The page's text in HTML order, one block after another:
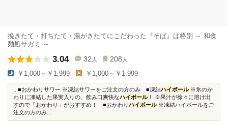
挽きたて・打ちたて・湯がきたてにこだわった『そば』は格別 ～ 和食
麺処サガミ ～
3.04 32 人 208 人
￥1,000～￥1,999 ￥1,000～￥1,999
...■おかわりサワー ※凍結サワーをご注文の方のみ ■凍結ハイボール※氷のか
わりに凍結した果実入りの、飲み口爽快なハイボール！ ※果汁が徐々に溶け出
すので「おかわり」がおすすめ！ ■おかわりハイボール※凍結ハイボールをご
注文の方のみ...